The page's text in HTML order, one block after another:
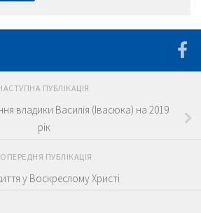
ПУБЛІКАЦІЯ
владики Василія (Івасюка) на 2019
рік
ПУБЛІКАЦІЯ
у Воскреслому Христі